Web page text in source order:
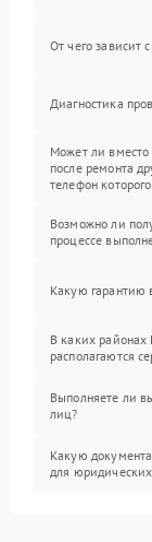
От чего зависит
Диагностика
Может ли вместо
после ремонта
телефон
Возможно ли
процессе
Какую гарантию
В каких районах
располагаются
Выполняете ли
лиц?
Какую
для